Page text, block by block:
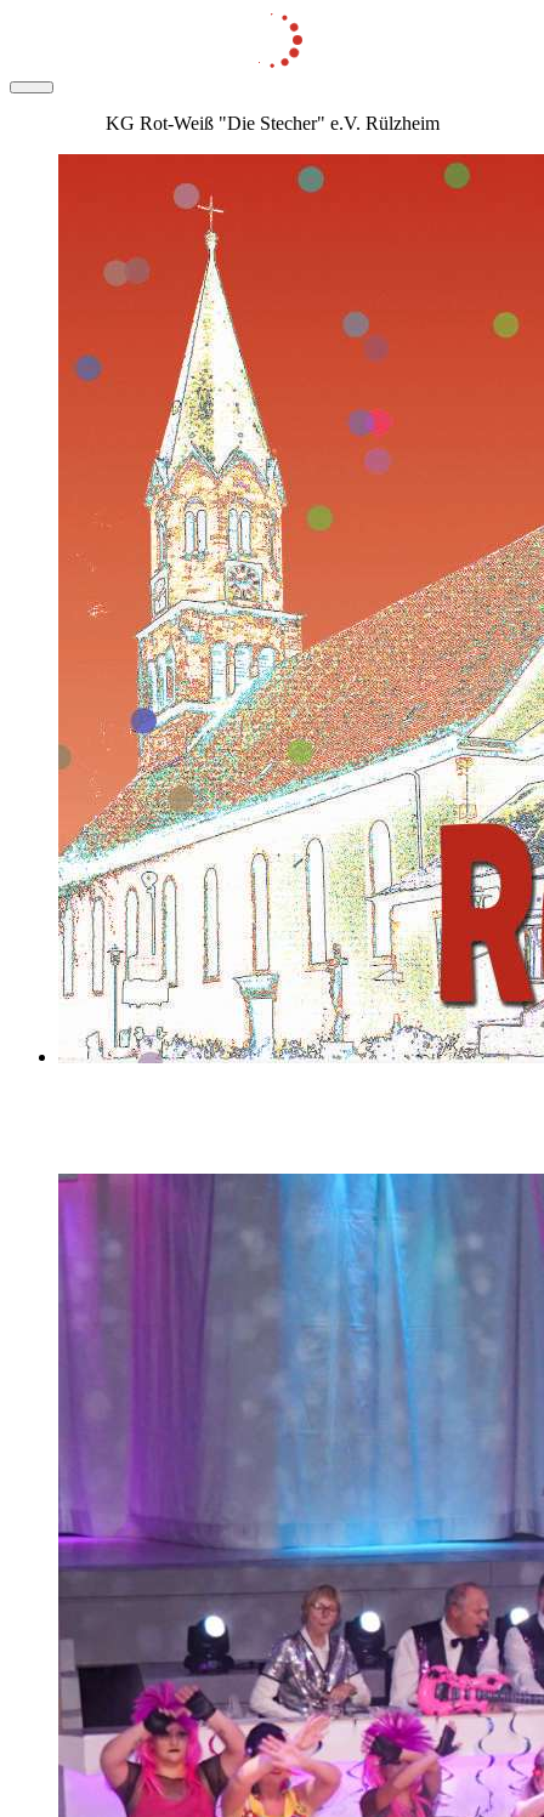
KG Rot-Weiß "Die Stecher" e.V. Rülzheim